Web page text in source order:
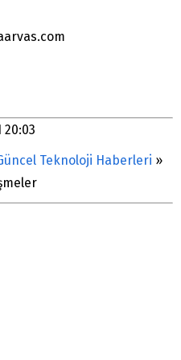
20:03
Teknoloji Haberleri »